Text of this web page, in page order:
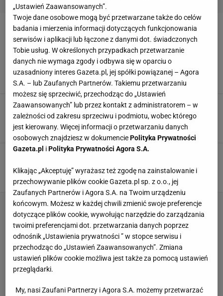
JOANNA JAKIEŁA
Ależ walka Polek w biathlonie! Biły się o
czołówkę
Bartosz Królikowski, 21 LUTEGO 2026, 15:03
Historyczny wynik Polek na igrzyskach
olimpijskich! Brawo, brawo!
Bartosz Królikowski,18 LUTEGO 2026, 16:06
Znakomity występ polskiej biathlonistki na
Dominik Stachowiak, 14 LUTEGO 2026, 15:55
„Ustawień Zaawansowanych”.
Twoje dane osobowe mogą być przetwarzane także do celów
badania i mierzenia informacji dotyczących funkcjonowania
serwisów i aplikacji lub łączone z danymi dot. świadczonych
Tobie usług. W określonych przypadkach przetwarzanie
danych nie wymaga zgody i odbywa się w oparciu o
uzasadniony interes Gazeta.pl, jej spółki powiązanej – Agora
S.A. – lub Zaufanych Partnerów. Takiemu przetwarzaniu
możesz się sprzeciwić, przechodząc do „Ustawień
Zaawansowanych” lub przez kontakt z administratorem – w
zależności od zakresu sprzeciwu i podmiotu, wobec którego
jest kierowany. Więcej informacji o przetwarzaniu danych
osobowych znajdziesz w dokumenciePolityka Prywatności
Gazeta.pl iPolityka Prywatności Agora S.A.
Klikając „Akceptuję” wyrażasz też zgodę na zainstalowanie i
przechowywanie plików cookie Gazeta.pl sp. z o.o., jej
Zaufanych Partnerów i Agora S.A. na Twoim urządzeniu
końcowym. Możesz w każdej chwili zmienić swoje preferencje
dotyczące plików cookie, wywołując narzędzie do zarządzania
twoimi preferencjami dot. przetwarzania danych poprzez
odnośnik „Ustawienia prywatności ” w stopce serwisu i
przechodząc do „Ustawień Zaawansowanych”. Zmiana
ustawień plików cookie możliwa jest także za pomocą ustawień
przeglądarki.
My, nasi Zaufani Partnerzy i Agora S.A. możemy przetwarzać